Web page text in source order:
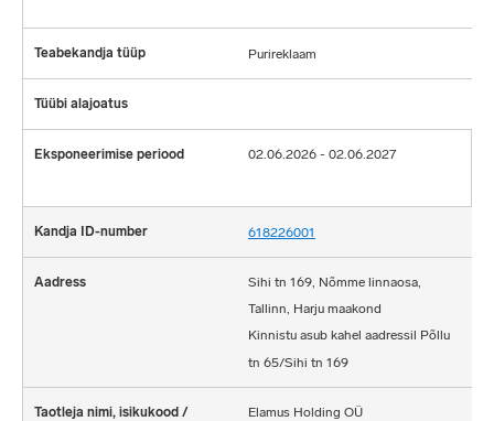
Purireklaam
02.06.2026 - 02.06.2027
618226001
Sihi tn 169, Nõmme linnaosa,
Tallinn, Harju maakond
Kinnistu asub kahel aadressil Põllu
tn 65/Sihi tn 169
Elamus Holding OÜ